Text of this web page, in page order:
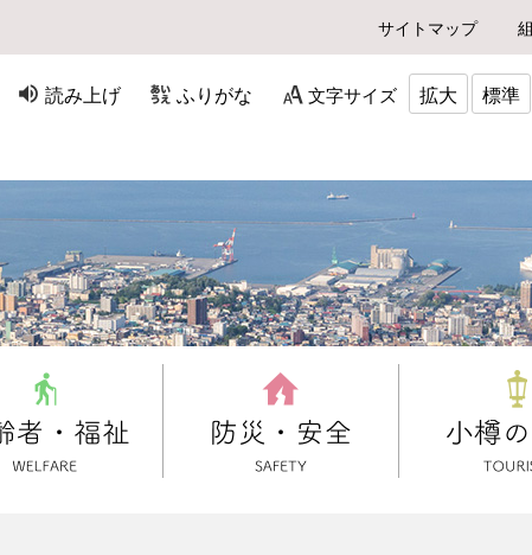
サイトマップ
読み上げ ふりがな 文字サイズ 拡大 標準